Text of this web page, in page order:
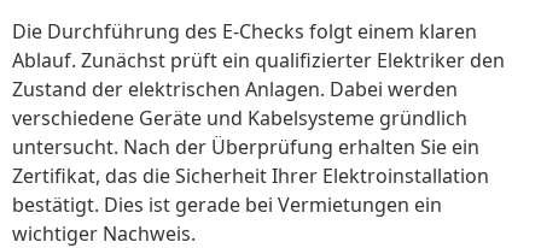
Die Durchführung des E-Checks folgt einem klaren
Ablauf. Zunächst prüft ein qualifizierter Elektriker den
Zustand der elektrischen Anlagen. Dabei werden
verschiedene Geräte und Kabelsysteme gründlich
untersucht. Nach der Überprüfung erhalten Sie ein
Zertifikat, das die Sicherheit Ihrer Elektroinstallation
bestätigt. Dies ist gerade bei Vermietungen ein
wichtiger Nachweis.